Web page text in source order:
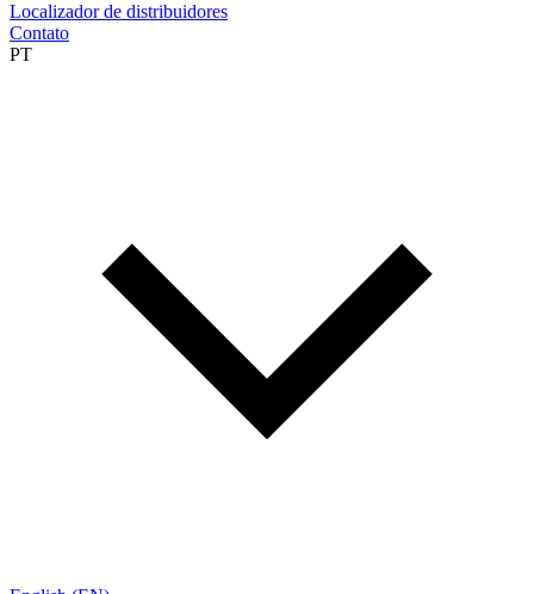
Localizador de distribuidores
Contato
PT